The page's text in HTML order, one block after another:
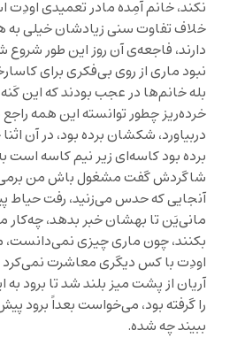
نکند، خانم آمِده مادر تعمیدی اودِت
خلاف تفاوت سنی زیاد‌شان خیلی
دارند، فاجعه‌ی آن روز این طور
نبود ماری از روی بی‌فکری برای
بله خانم‌ها در عجب بودند که این
خرده‌ریز چطور توانسته این همه
دربیاورد، شکشان برده بود، در آن
برده بود کاسه‌ای زیر نیم کاسه است
شاگردش گفت مشغول باش من
آنجایی که حدس می‌زنید، رفت
مانی‌یَن تا بهشان خبر بدهد، چه‌کار
بکنند، چون ماری چیزی نمی‌دانست،
اودِت با کس دیگری معاشرت نمی‌کرد
آریان از پشت میز بلند شد تا برود
را گرفته بود، می‌خواست بعداً برود
ببیند چه شده.